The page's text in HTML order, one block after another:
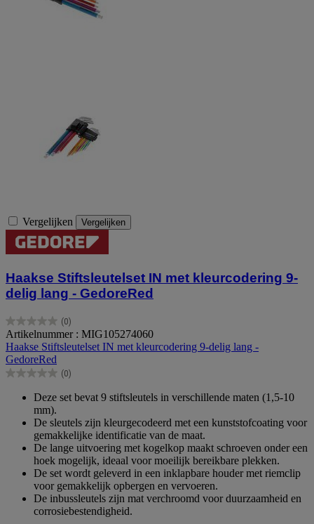
Vergelijken Vergelijken
Haakse Stiftsleutelset IN met kleurcodering 9-
delig lang - GedoreRed
(0)
0.0
van
de
5
sterren.
Artikelnummer : MIG105274060
Haakse Stiftsleutelset IN met kleurcodering 9-delig lang -
GedoreRed
(0)
0.0
sterren.
Deze set bevat 9 stiftsleutels in verschillende maten (1,5-10
mm).
De sleutels zijn kleurgecodeerd met een kunststofcoating voor
gemakkelijke identificatie van de maat.
De lange uitvoering met kogelkop maakt schroeven onder een
hoek mogelijk, ideaal voor moeilijk bereikbare plekken.
De set wordt geleverd in een inklapbare houder met riemclip
voor gemakkelijk opbergen en vervoeren.
De inbussleutels zijn mat verchroomd voor duurzaamheid en
corrosiebestendigheid.